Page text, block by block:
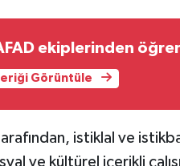
ekiplerinden
Görüntüle
istiklal ve
ve kültürel içerikli